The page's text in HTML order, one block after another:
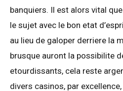
banquiers. Il est alors vital
le sujet avec le bon etat
au lieu de galoper derriere la
brusque auront la possibilite
etourdissants, cela reste
divers casinos, par